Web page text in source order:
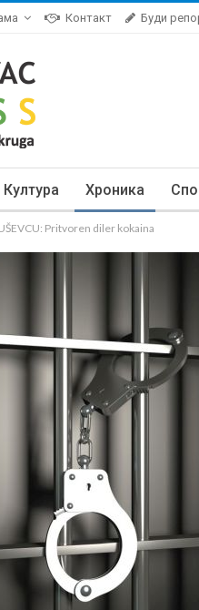
Контакт Буди
Култура Хроника
Pritvoren diler kokaina